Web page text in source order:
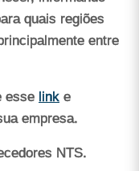
quais regiões
entre
esse link e
empresa.
NTS.